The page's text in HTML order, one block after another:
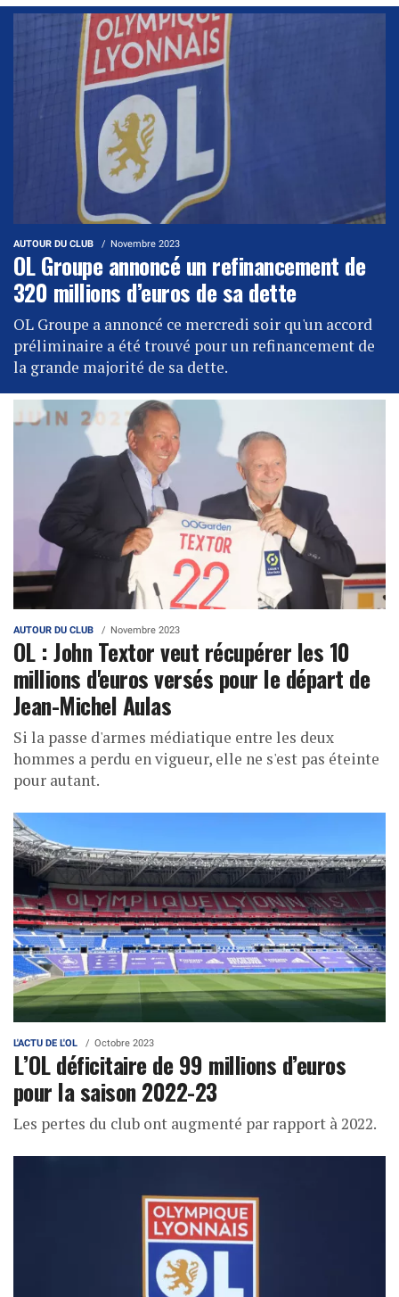
AUTOUR DU CLUB Novembre 2023
OL Groupe annoncé un refinancement de
320 millions d’euros de sa dette
OL Groupe a annoncé ce mercredi soir qu'un accord
préliminaire a été trouvé pour un refinancement de
la grande majorité de sa dette.
AUTOUR DU CLUB Novembre 2023
OL : John Textor veut récupérer les 10
millions d'euros versés pour le départ de
Jean-Michel Aulas
Si la passe d'armes médiatique entre les deux
hommes a perdu en vigueur, elle ne s'est pas éteinte
pour autant.
L'ACTU DE L'OL Octobre 2023
L’OL déficitaire de 99 millions d’euros
pour la saison 2022-23
Les pertes du club ont augmenté par rapport à 2022.